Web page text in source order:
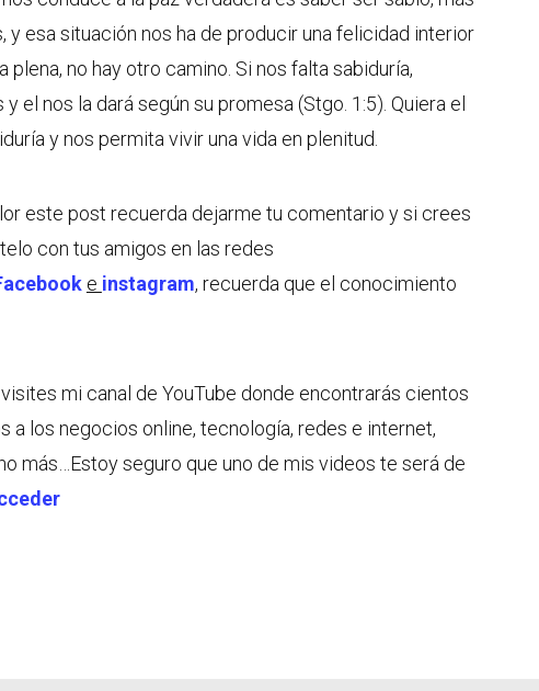
y esa situación nos ha de producir una felicidad interior
plena, no hay otro camino. Si nos falta sabiduría,
el nos la dará según su promesa (Stgo. 1:5). Quiera el
y nos permita vivir una vida en plenitud.
este post recuerda dejarme tu comentario y si crees
con tus amigos en las redes
e instagram, recuerda que el conocimiento
mi canal de YouTube donde encontrarás cientos
a los negocios online, tecnología, redes e internet,
más…Estoy seguro que uno de mis videos te será de